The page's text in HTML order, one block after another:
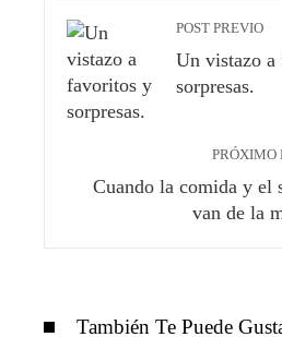
POST PREVIO
Un vistazo
sorpresas.
PRÓXIMO
Cuando la comida y el
van de la
También Te Puede